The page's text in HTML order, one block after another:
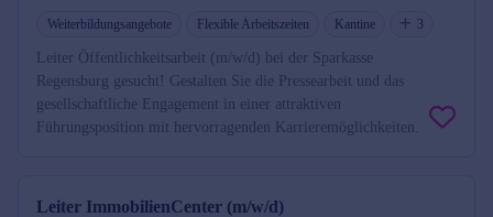
Weiterbildungsangebote Flexible Arbeitszeiten Kantine 3
Leiter Öffentlichkeitsarbeit (m/w/d) bei der Sparkasse
Regensburg gesucht! Gestalten Sie die Pressearbeit und das
gesellschaftliche Engagement in einer attraktiven
Führungsposition mit hervorragenden Karrieremöglichkeiten.
Leiter ImmobilienCenter (m/w/d)